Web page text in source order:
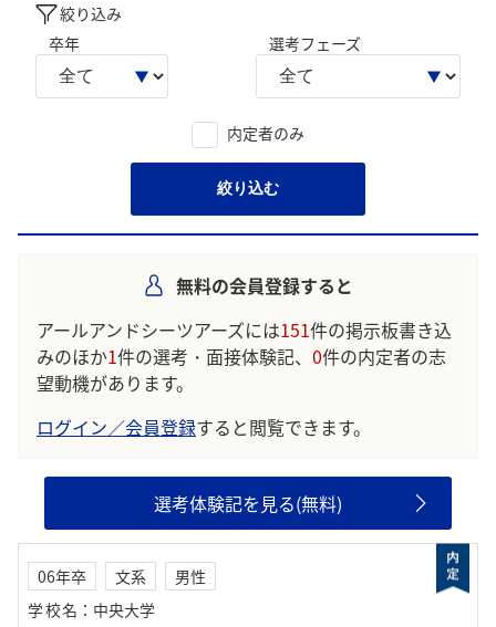
絞り込み
卒年
選考フェーズ
内定者のみ
絞り込む
無料の会員登録すると
アールアンドシーツアーズには151件の掲示板書き込
みのほか1件の選考・面接体験記、 0件の内定者の志
望動機があります。
ログイン／会員登録すると閲覧できます。
選考体験記を見る(無料)
06年卒 文系
男性
学校名 ： 中央大学